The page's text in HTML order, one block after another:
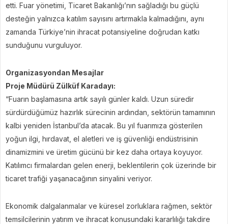
etti. Fuar yönetimi, Ticaret Bakanlığı’nın sağladığı bu güçlü
desteğin yalnızca katılım sayısını artırmakla kalmadığını, aynı
zamanda Türkiye’nin ihracat potansiyeline doğrudan katkı
sunduğunu vurguluyor.
Organizasyondan Mesajlar
Proje Müdürü Zülküf Karadayı:
“Fuarın başlamasına artık sayılı günler kaldı. Uzun süredir
sürdürdüğümüz hazırlık sürecinin ardından, sektörün tamamının
kalbi yeniden İstanbul’da atacak. Bu yıl fuarımıza gösterilen
yoğun ilgi, hırdavat, el aletleri ve iş güvenliği endüstrisinin
dinamizmini ve üretim gücünü bir kez daha ortaya koyuyor.
Katılımcı firmalardan gelen enerji, beklentilerin çok üzerinde bir
ticaret trafiği yaşanacağının sinyalini veriyor.
Ekonomik dalgalanmalar ve küresel zorluklara rağmen, sektör
temsilcilerinin yatırım ve ihracat konusundaki kararlılığı takdire